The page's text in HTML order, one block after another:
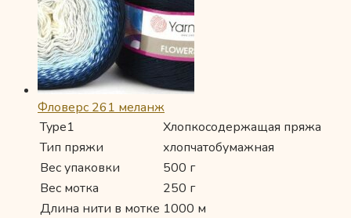
Фловерс 261 меланж
Type1
Хлопкосодержащая пряжа
Тип пряжи
хлопчатобумажная
Вес упаковки
500 г
Вес мотка
250 г
Длина нити в мотке 1000 м